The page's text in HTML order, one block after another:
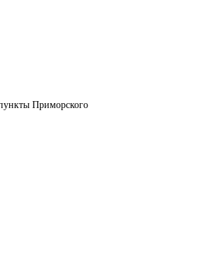
Приморского